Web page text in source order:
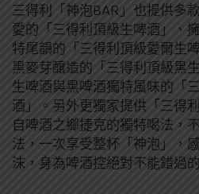
三得利「神泡BAR」也提供多
愛的「三得利頂級生啤酒」、
特尾韻的「三得利頂級愛爾生
黑麥芽釀造的「三得利頂級黑
生啤酒與黑啤酒獨特風味的「
酒」。另外更獨家提供「三得
自啤酒之鄉捷克的獨特喝法，
法，一次享受整杯「神泡」，
沫，身為啤酒控絕對不能錯過